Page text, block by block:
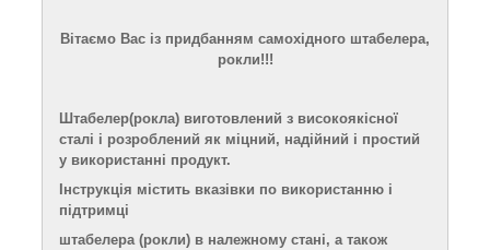
Вітаємо Вас із придбанням самохідного штабелера,
рокли!!!
Штабелер(рокла) виготовлений з високоякісної
сталі і розроблений як міцний, надійний і простий
у використанні продукт.
Інструкція містить вказівки по використанню і
підтримці
штабелера (рокли) в належному стані, а також